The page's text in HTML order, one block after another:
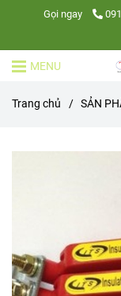
Gọi ngay
MENU
Trang chủ / SẢN